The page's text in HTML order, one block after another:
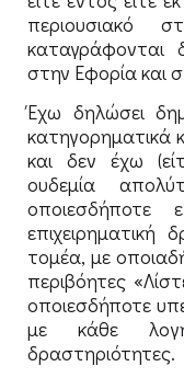
περιουσιακό
καταγράφονται
στην Εφορία και
Έχω δηλώσει
κατηγορηματικά
και δεν έχω
ουδεμία
οποιεσδήποτε
επιχειρηματική
τομέα, με
περιβόητες
οποιεσδήποτε
με κάθε
δραστηριότητες.